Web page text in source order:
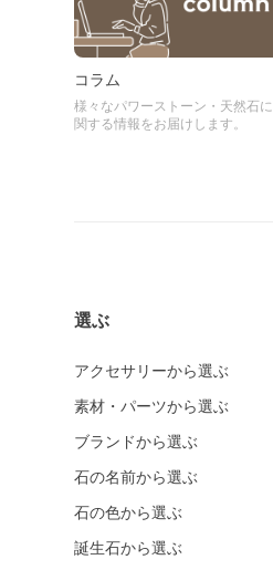
コラム
様々なパワーストーン・天然石に
関する情報をお届けします。
選ぶ
アクセサリーから選ぶ
素材・パーツから選ぶ
ブランドから選ぶ
石の名前から選ぶ
石の色から選ぶ
誕生石から選ぶ